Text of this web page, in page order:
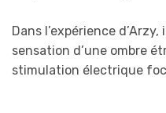
Dans l’expérience
sensation d’une ombre
stimulation électrique